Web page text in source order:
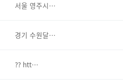
서울 영주시…
경기 수원달…
?? htt…